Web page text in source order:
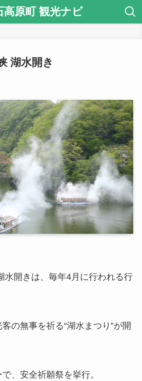
高原町 観光ナビ
湖水開き
水開きは、毎年4月に行われる行
の無事を祈る“湖水まつり”が開
、安全祈願祭を挙行。